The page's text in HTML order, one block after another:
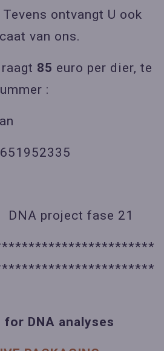
ontvangt U ook
van ons.
85 euro per dier, te
:
DNA project fase 21
for DNA analyses